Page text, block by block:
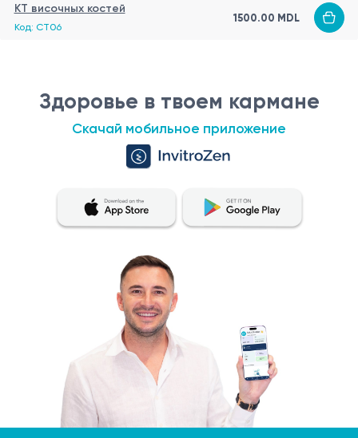
КТ височных костей
Код: CT06
1500.00 MDL
Здоровье в твоем кармане
Скачай мобильное приложение